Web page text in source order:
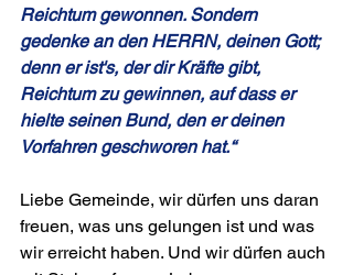
Reichtum gewonnen. Sondern
gedenke an den HERRN, deinen Gott;
denn er ist's, der dir Kräfte gibt,
Reichtum zu gewinnen, auf dass er
hielte seinen Bund, den er deinen
Vorfahren geschworen hat.“
Liebe Gemeinde, wir dürfen uns daran
freuen, was uns gelungen ist und was
wir erreicht haben. Und wir dürfen auch